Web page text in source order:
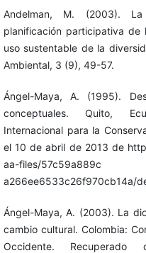
Andelman, M. (2003).
planificación participativa
uso sustentable de la
Ambiental, 3 (9), 49-57.
Ángel-Maya, A. (1995).
conceptuales. Quito,
Internacional para la
el 10 de abril de 2013 de
aa-files/57c59a889c
a266ee6533c26f970cb14a/
Ángel-Maya, A. (2003). La
cambio cultural. Colombia:
Occidente. Recuperado